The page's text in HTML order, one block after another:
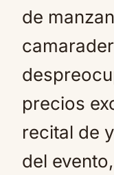
de
precios
recital de
del